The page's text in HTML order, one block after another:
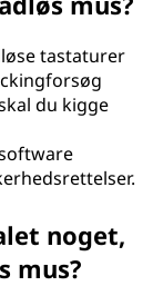
tastaturer
du kigge
noget,
mus?